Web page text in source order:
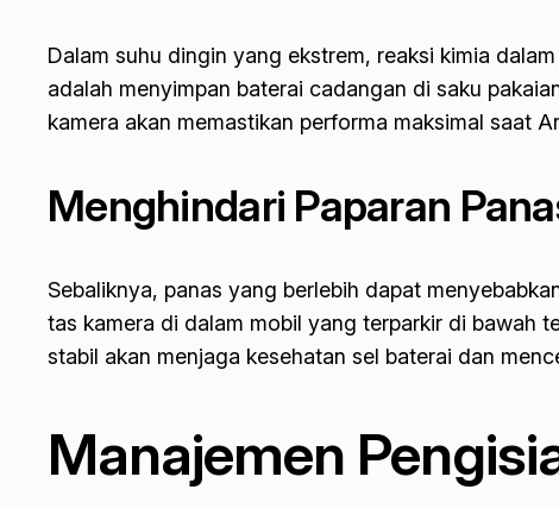
Dalam suhu dingin yang ekstrem, reaksi kimia
adalah menyimpan baterai cadangan di saku
kamera akan memastikan performa maksimal saat
Menghindari Paparan
Sebaliknya, panas yang berlebih dapat
tas kamera di dalam mobil yang terparkir di bawah
stabil akan menjaga kesehatan sel baterai dan
Manajemen